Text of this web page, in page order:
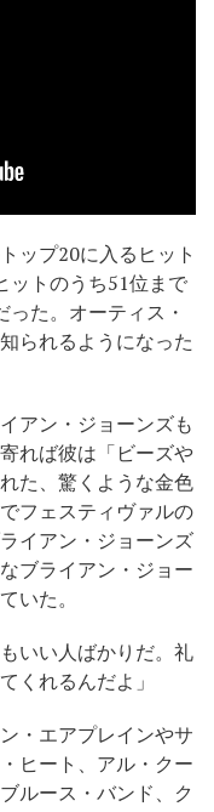
ップ20に入るヒット
ットのうち51位まで
た。オーティス・
られるようになった
アン・ジョーンズも
れば彼は「ビーズや
た、驚くような金色
フェスティヴァルの
イアン・ジョーンズ
ブライアン・ジョー
いた。
いい人ばかりだ。礼
くれるんだよ」
・エアプレインやサ
ヒート、アル・クー
ルース・バンド、ク